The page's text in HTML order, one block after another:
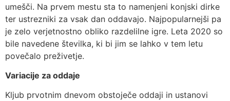
umešči. Na prvem mestu sta to namenjeni konjski dirke
ter ustrezniki za vsak dan oddavajo. Najpopularnejši pa
je zelo verjetnostno obliko razdelilne igre. Leta 2020 so
bile navedene številka, ki bi jim se lahko v tem letu
povečalo preživetje.
Variacije za oddaje
Kljub prvotnim dnevom obstoječe oddaji in ustanovi